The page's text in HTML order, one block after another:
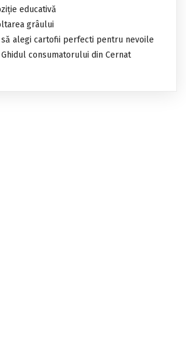
educativă
grâului
să alegi cartofii perfecti pentru nevoile
consumatorului din Cernat